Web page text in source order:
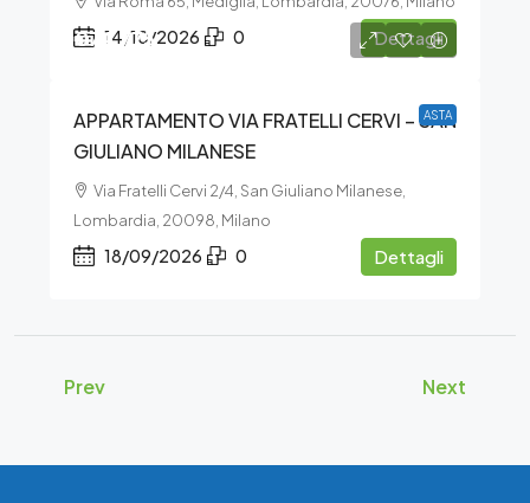
14/10/2026 0 Dettagli
ASTA
€74.775
APPARTAMENTO VIA FRATELLI CERVI – SAN
GIULIANO MILANESE
Via Fratelli Cervi 2/4, San Giuliano Milanese,
Lombardia, 20098, Milano
18/09/2026 0 Dettagli
Prev Next